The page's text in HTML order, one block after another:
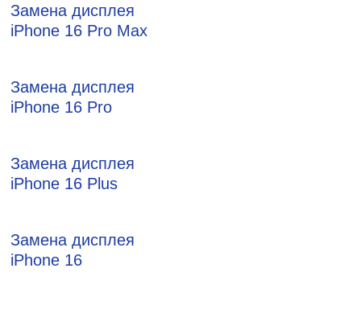
Замена дисплея
iPhone 16 Pro Max
Замена дисплея
iPhone 16 Pro
Замена дисплея
iPhone 16 Plus
Замена дисплея
iPhone 16